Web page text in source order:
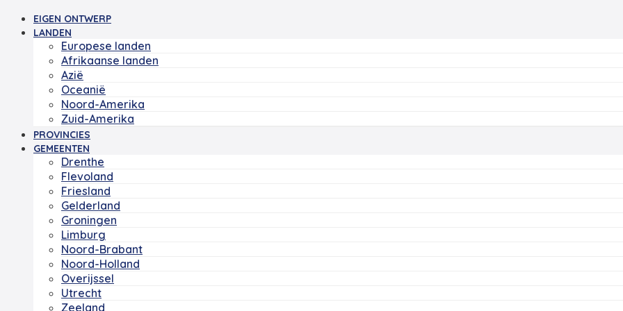
EIGEN ONTWERP
LANDEN
Europese landen
Afrikaanse landen
Azië
Oceanië
Noord-Amerika
Zuid-Amerika
PROVINCIES
GEMEENTEN
Drenthe
Flevoland
Friesland
Gelderland
Groningen
Limburg
Noord-Brabant
Noord-Holland
Overijssel
Utrecht
Zeeland